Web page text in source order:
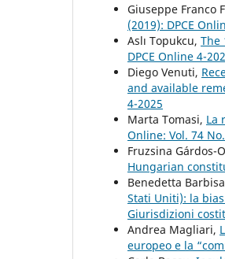
Giuseppe Franco
(2019): DPCE
Aslı Topukcu, The
DPCE Online 4-
Diego Venuti,
and available
4-2025
Marta Tomasi, La
Online: Vol. 74
Fruzsina Gárdos-
Hungarian
Benedetta
Stati Uniti): la
Giurisdizioni
Andrea Magliari,
europeo e la